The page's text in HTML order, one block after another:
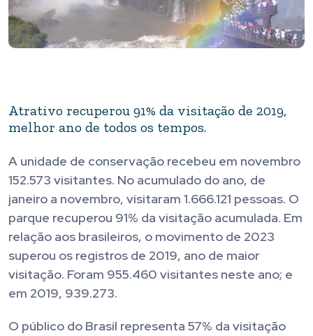
Atrativo recuperou 91% da visitação de 2019,
melhor ano de todos os tempos.
A unidade de conservação recebeu em novembro
152.573 visitantes. No acumulado do ano, de
janeiro a novembro, visitaram 1.666.121 pessoas. O
parque recuperou 91% da visitação acumulada. Em
relação aos brasileiros, o movimento de 2023
superou os registros de 2019, ano de maior
visitação. Foram 955.460 visitantes neste ano; e
em 2019, 939.273.
O público do Brasil representa 57% da visitação